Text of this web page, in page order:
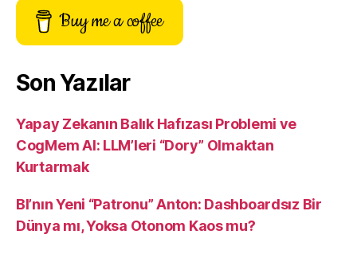
Buy me a coffee
Son Yazılar
Yapay Zekanın Balık Hafızası Problemi ve
CogMem AI: LLM’leri “Dory” Olmaktan
Kurtarmak
BI’nın Yeni “Patronu” Anton: Dashboardsız Bir
Dünya mı, Yoksa Otonom Kaos mu?